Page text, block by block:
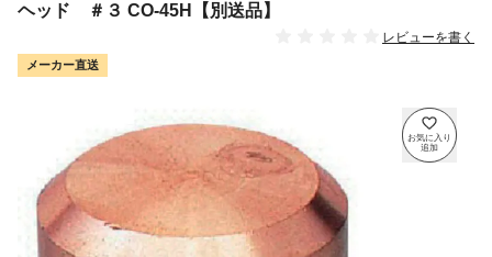
ヘッド ＃３ CO-45H【別送品】
レビューを書く
メーカー直送